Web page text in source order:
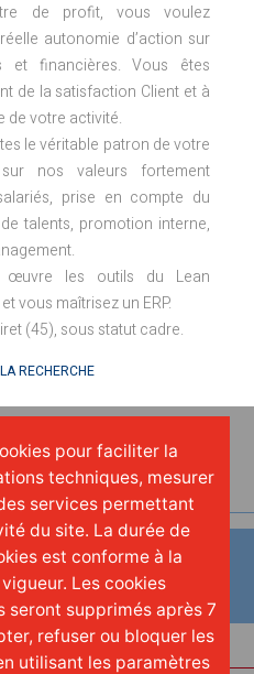
de profit, vous voulez
autonomie d’action sur
et financières. Vous êtes
de la satisfaction Client et à
votre activité.
le véritable patron de votre
nos valeurs fortement
prise en compte du
talents, promotion interne,
les outils du Lean
vous maîtrisez un ERP.
(45), sous statut cadre.
RECHERCHE
annonce
pour faciliter la
techniques, mesurer
services permettant
du site. La durée de
est conforme à la
Les cookies
seront supprimés après 7
refuser ou bloquer les
utilisant les paramètres